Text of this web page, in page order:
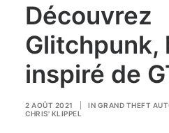
Découvrez
Glitchpunk,
inspiré de
2 AOÛT 2021 IN GRAND THEFT
CHRIS' KLIPPEL